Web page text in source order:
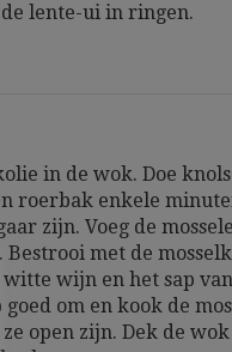
lente-ui in ringen.
in de wok. Doe
roerbak enkele
zijn. Voeg de
Bestrooi met de
witte wijn en het sap
goed om en kook de
ze open zijn. Dek de